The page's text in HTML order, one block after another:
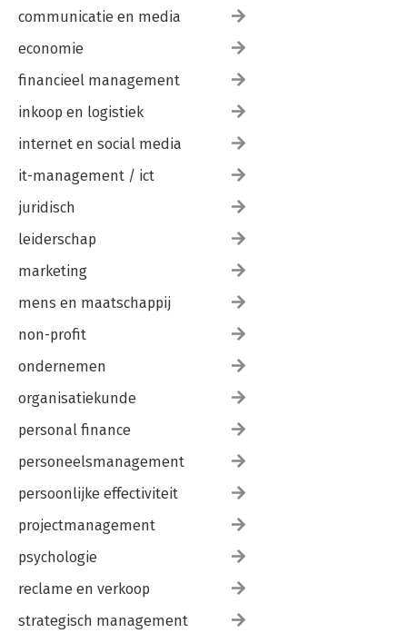
communicatie en media
economie
financieel management
inkoop en logistiek
internet en social media
it-management / ict
juridisch
leiderschap
marketing
mens en maatschappij
non-profit
ondernemen
organisatiekunde
personal finance
personeelsmanagement
persoonlijke effectiviteit
projectmanagement
psychologie
reclame en verkoop
strategisch management